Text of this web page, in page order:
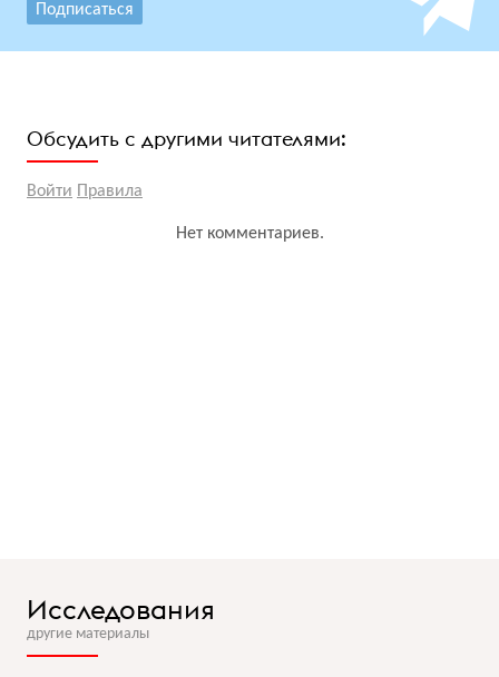
Подписаться
Обсудить с другими читателями:
Войти Правила
Нет комментариев.
Исследования
другие материалы